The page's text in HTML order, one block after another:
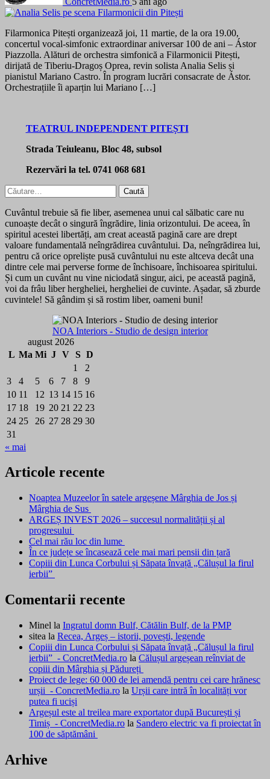
Filarmonica Pitești organizează joi, 11 martie, de la ora 19.00,
concertul vocal-simfonic extraordinar aniversar 100 de ani – Ástor
Piazzolla. Alături de orchestra simfonică a Filarmonicii Pitești,
dirijată de Tiberiu-Dragoș Oprea, revin solista Analia Selis și
pianistul Mariano Castro. În program lucrări consacrate de Ástor.
Orchestrațiile îi aparțin lui Mariano […]
TEATRUL INDEPENDENT PITEȘTI
Strada Teiuleanu, Bloc 48, subsol
Rezervări la tel. 0741 068 681
Caută
după:
Cuvântul trebuie să fie liber, asemenea unui cal sălbatic care nu
cunoaște decât o singură îngrădire, linia orizontului. De aceea, în
spiritul acestei libertăți, am creat această pagină care are drept
valoare fundamentală neîngrădirea cuvântului. Da, neîngrădirea lui,
pentru că orice opreliște pusă cuvântului nu este altceva decât una
dintre cele mai perverse forme de închisoare, închisoarea spiritului.
Și cum un cuvânt nu vine niciodată singur, aici, pe această pagină,
voi da frâu liber hergheliei, hergheliei de cuvinte. Așadar, să zburde
cuvintele! Să gândim și să rostim liber, oameni buni!
NOA Interiors - Studio de design interior
august 2026
L Ma Mi J V S D
1
2
3
4 5 6 7 8
9
10 11 12 13 14 15 16
17 18 19 20 21 22 23
24 25 26 27 28 29 30
31
« mai
Articole recente
Noaptea Muzeelor în satele argeșene Mârghia de Jos și
Mârghia de Sus
ARGEȘ INVEST 2026 – succesul normalității și al
progresului
Cel mai rău loc din lume
În ce județe se încasează cele mai mari pensii din țară
Copiii din Lunca Corbului și Săpata învață „Călușul la firul
ierbii”
Comentarii recente
Minel la Ingratul domn Bulf, Cătălin Bulf, de la PMP
sitea la Recea, Argeș – istorii, povești, legende
Copiii din Lunca Corbului și Săpata învață „Călușul la firul
ierbii” - ConcretMedia.ro la Călușul argeșean reînviat de
copiii din Mârghia și Pădureți
Proiect de lege: 60 000 de lei amendă pentru cei care hrănesc
urșii - ConcretMedia.ro la Urșii care intră în localități vor
putea fi uciși
Argeșul este al treilea mare exportator după București și
Timiș - ConcretMedia.ro la Sandero electric va fi proiectat în
100 de săptămâni
Arhive